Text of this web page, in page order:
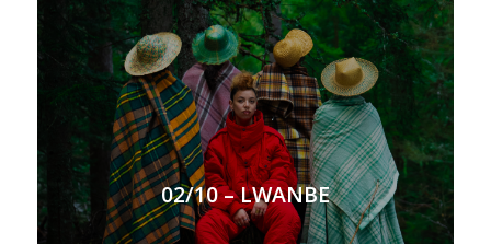
02/10 – LWANBE